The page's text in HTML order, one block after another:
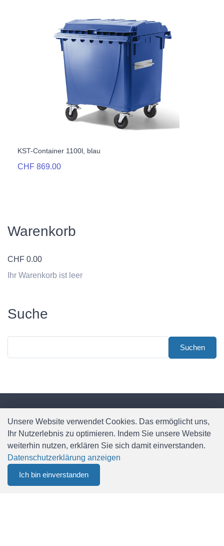
Menu
KST-Container 1100l, blau
CHF 869.00
Warenkorb
CHF 0.00
Ihr Warenkorb ist leer
Suche
Contena-Ochsner AG
Contena-Ochsner AG
Steinackerstrasse 31
CH 8902 Urdorf
Unsere Website verwendet Cookies. Das ermöglicht uns,
Ihr Nutzerlebnis zu optimieren. Indem Sie unsere Website
weiterhin nutzen, erklären Sie sich damit einverstanden.
Datenschutzerklärung anzeigen
Ich bin einverstanden